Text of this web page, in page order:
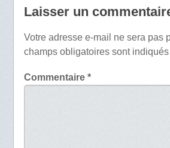
Laisser un
Votre adresse e-mail ne sera pas
champs obligatoires sont
Commentaire *